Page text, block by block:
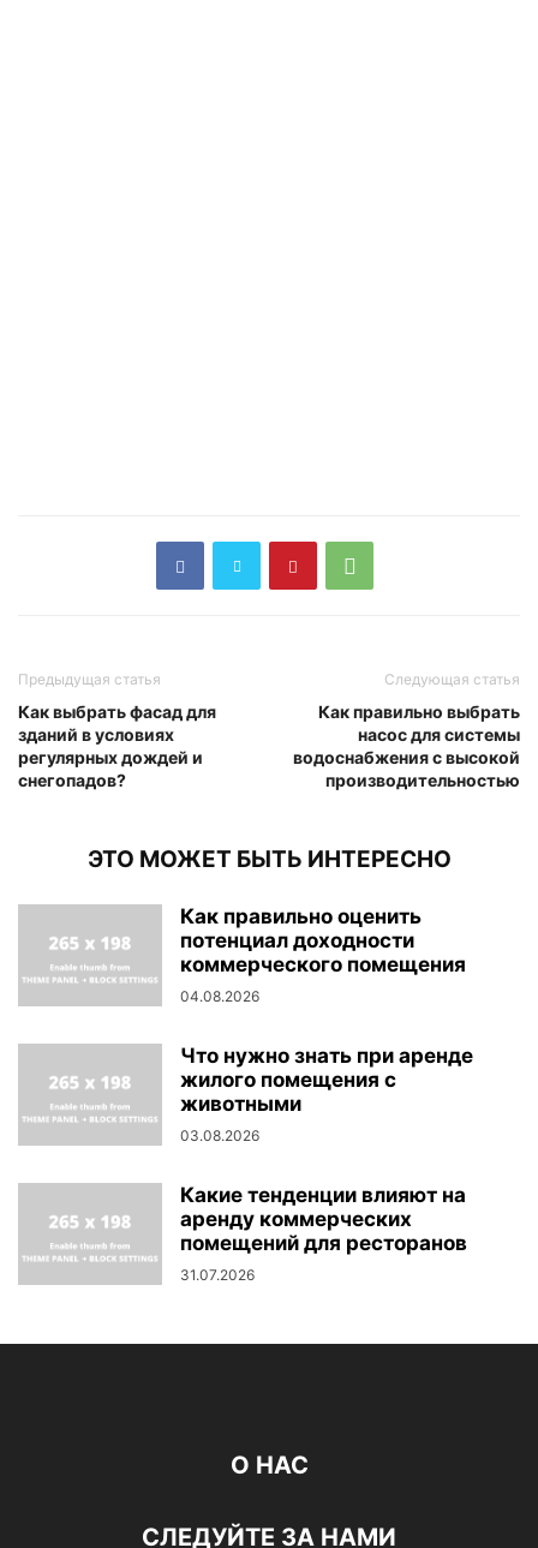
Предыдущая статья
Как выбрать фасад для
зданий в условиях
регулярных дождей и
снегопадов?
Следующая статья
Как правильно выбрать
насос для системы
водоснабжения с высокой
производительностью
ЭТО МОЖЕТ БЫТЬ ИНТЕРЕСНО
Как правильно оценить
потенциал доходности
коммерческого помещения
04.08.2026
Что нужно знать при аренде
жилого помещения с
животными
03.08.2026
Какие тенденции влияют на
аренду коммерческих
помещений для ресторанов
31.07.2026
О НАС
СЛЕДУЙТЕ ЗА НАМИ